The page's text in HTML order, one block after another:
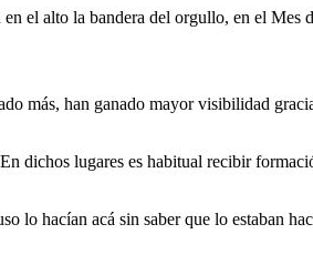
el alto la bandera del orgullo, en el Mes
más, han ganado mayor visibilidad
dichos lugares es habitual recibir
lo hacían acá sin saber que lo estaban